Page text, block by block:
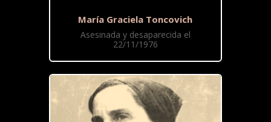
María Graciela Toncovich
Asesinada y desaparecida el
22/11/1976